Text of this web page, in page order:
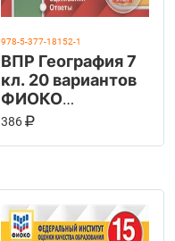
978-5-377-18152-1
ВПР География 7
кл. 20 вариантов
ФИОКО
СТАТГРАД ТЗ
386
В КОРЗИНУ